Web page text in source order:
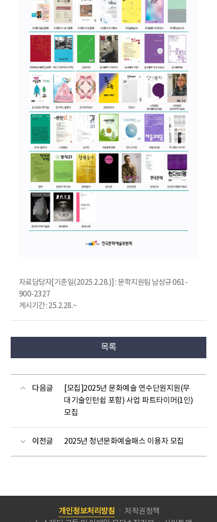
자료담당자[기준일(2025.2.28.)] : 문학지원팀 남상규 061-
900-2327
게시기간 : 25.2.28.~
목록
다음글
[모집]2025년 문화예술 연수단원지원(무
대기술인턴쉽 포함) 사업 파트타이머(1인)
모집
이전글 2025년 청년문화예술패스 이용자 모집
개인정보처리방침
저작권정책